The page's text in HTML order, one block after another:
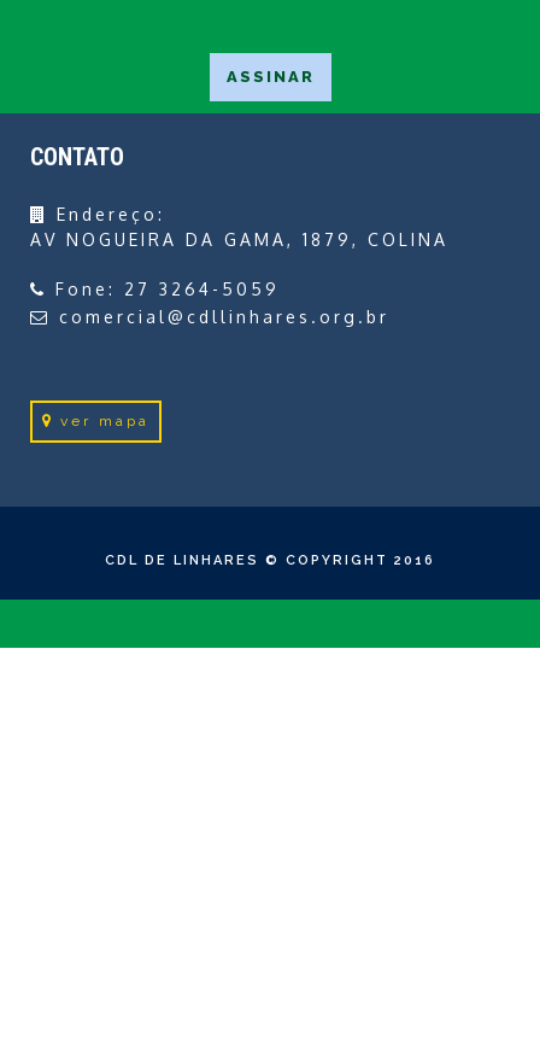
CONTATO
Endereço:
AV NOGUEIRA DA GAMA, 1879, COLINA
Fone: 27 3264-5059
comercial@cdllinhares.org.br
ver mapa
CDL DE LINHARES © COPYRIGHT 2016